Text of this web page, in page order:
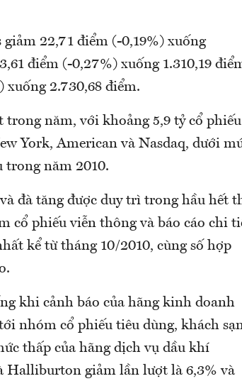
22,71 điểm (-0,19%) xuống
điểm (-0,27%) xuống 1.310,19
xuống 2.730,68 điểm.
năm, với khoảng 5,9 tỷ cổ phiếu
York, American và Nasdaq, dưới
trong năm 2010.
đà tăng được duy trì trong hầu hết
cổ phiếu viễn thông và báo cáo chi
kể từ tháng 10/2010, cùng số hợp
khi cảnh báo của hãng kinh doanh
nhóm cổ phiếu tiêu dùng, khách
thấp của hãng dịch vụ dầu khí
giảm lần lượt là 6,3% và